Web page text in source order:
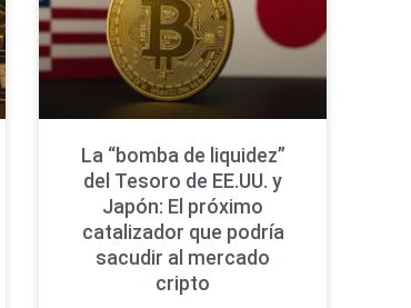
La “bomba de liquidez”
del Tesoro de EE.UU. y
Japón: El próximo
catalizador que podría
sacudir al mercado
cripto